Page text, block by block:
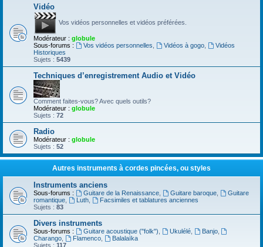
Vidéo
Vos vidéos personnelles et vidéos préférées.
Modérateur : globule
Sous-forums :
Vos vidéos personnelles Vidéos à gogo,
Vidéos
Historiques
Sujets : 5439
Techniques d’enregistrement Audio et Vidéo
Comment faites-vous? Avec quels outils?
Modérateur : globule
Sujets : 72
Radio
Modérateur : globule
Sujets : 52
Autres instruments à cordes pincées, ou styles
Instruments anciens
Sous-forums : Guitare de la Renaissance, Guitare baroque,
Guitare
romantique
Luth,
Facsimiles et tablatures anciennes
Sujets : 83
Divers instruments
Sous-forums : Guitare acoustique ("folk") Ukulélé, Banjo,
Charango
Flamenco,
Balalaïka
Sujets : 117